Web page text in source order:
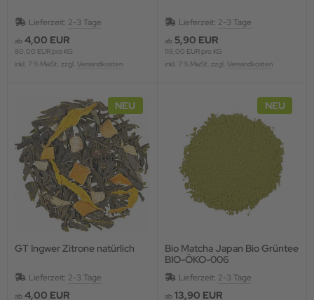
Lieferzeit: 2-3 Tage
ab 4,00 EUR
80,00 EUR pro KG
inkl. 7 % MwSt. zzgl. Versandkosten
Lieferzeit: 2-3 Tage
ab 5,90 EUR
118,00 EUR pro KG
inkl. 7 % MwSt. zzgl. Versandkosten
NEU
GT Ingwer Zitrone natürlich
Lieferzeit: 2-3 Tage
ab 4,00 EUR
NEU
Bio Matcha Japan Bio Grüntee
BIO-ÖKO-006
Lieferzeit: 2-3 Tage
ab 13,90 EUR